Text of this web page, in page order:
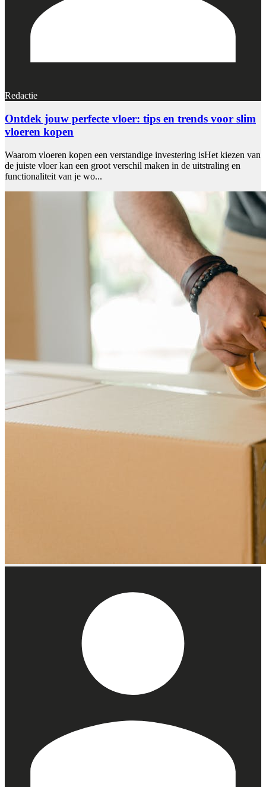
Redactie
Ontdek jouw perfecte vloer: tips en trends voor slim
vloeren kopen
Waarom vloeren kopen een verstandige investering isHet kiezen van
de juiste vloer kan een groot verschil maken in de uitstraling en
functionaliteit van je wo...